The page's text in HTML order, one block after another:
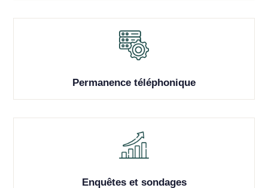
Permanence téléphonique
Enquêtes et sondages